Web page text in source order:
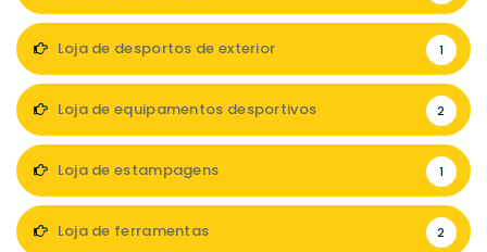
Loja de desportos de exterior 1
Loja de equipamentos desportivos 2
Loja de estampagens 1
Loja de ferramentas 2